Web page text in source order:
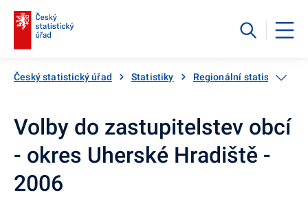
Český statistický úřad Statistiky Regionální statistiky
Volby do zastupitelstev obcí
- okres Uherské Hradiště -
2006